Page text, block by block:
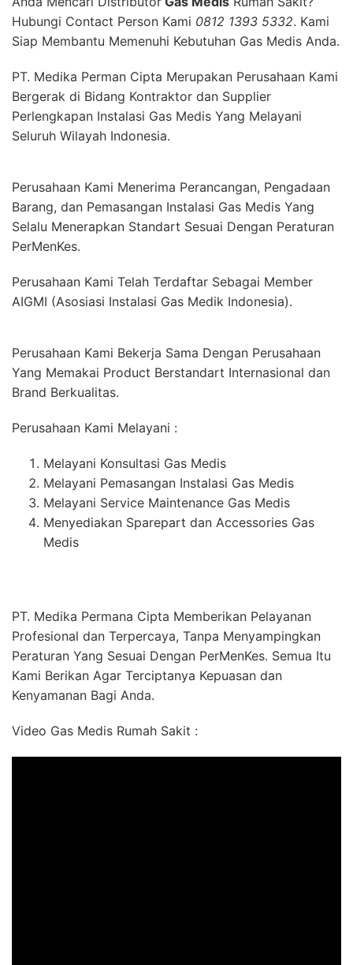
Hubungi Contact Person Kami 0812 1393 5332. Kami
Siap Membantu Memenuhi Kebutuhan Gas Medis Anda.
PT. Medika Perman Cipta Merupakan Perusahaan Kami
Bergerak di Bidang Kontraktor dan Supplier
Perlengkapan Instalasi Gas Medis Yang Melayani
Seluruh Wilayah Indonesia.
Perusahaan Kami Menerima Perancangan, Pengadaan
Barang, dan Pemasangan Instalasi Gas Medis Yang
Selalu Menerapkan Standart Sesuai Dengan Peraturan
PerMenKes.
Perusahaan Kami Telah Terdaftar Sebagai Member
AIGMI (Asosiasi Instalasi Gas Medik Indonesia).
Perusahaan Kami Bekerja Sama Dengan Perusahaan
Yang Memakai Product Berstandart Internasional dan
Brand Berkualitas.
Perusahaan Kami Melayani :
Melayani Konsultasi Gas Medis
Melayani Pemasangan Instalasi Gas Medis
Melayani Service Maintenance Gas Medis
Menyediakan Sparepart dan Accessories Gas
Medis
PT. Medika Permana Cipta Memberikan Pelayanan
Profesional dan Terpercaya, Tanpa Menyampingkan
Peraturan Yang Sesuai Dengan PerMenKes. Semua Itu
Kami Berikan Agar Terciptanya Kepuasan dan
Kenyamanan Bagi Anda.
Video Gas Medis Rumah Sakit :